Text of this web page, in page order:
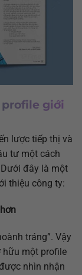
giới
lược tiếp thị và
tư một cách
đây là một
thiệu công ty:
tráng”. Vậy
hữu một profile
nhìn nhận